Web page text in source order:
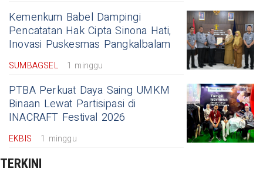
Kemenkum Babel Dampingi
Pencatatan Hak Cipta Sinona Hati,
Inovasi Puskesmas Pangkalbalam
SUMBAGSEL 1 minggu
PTBA Perkuat Daya Saing UMKM
Binaan Lewat Partisipasi di
INACRAFT Festival 2026
EKBIS 1 minggu
TERKINI